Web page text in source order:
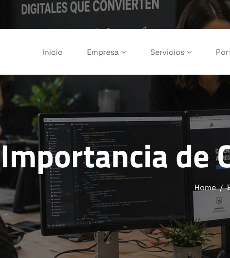
Inicio Empresa Servicios
Importancia de
Home